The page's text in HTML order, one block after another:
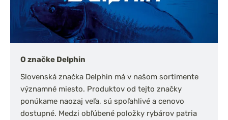
O značke Delphin
Slovenská značka Delphin má v našom sortimente
významné miesto. Produktov od tejto značky
ponúkame naozaj veľa, sú spoľahlivé a cenovo
dostupné. Medzi obľúbené položky rybárov patria